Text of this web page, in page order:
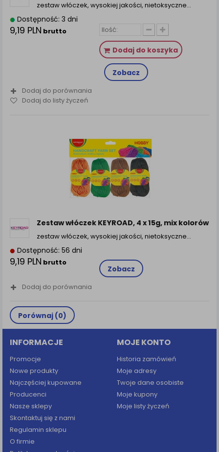
zestaw włóczek, wysokiej jakości, nietoksyczne…
Dostępność: 3 dni
9,19 PLN brutto
Dodaj do koszyka
Zobacz
Dodaj do porównania
Dodaj do listy życzeń
Zestaw włóczek KEYROAD, 4 x 15g, mix kolorów
zestaw włóczek, wysokiej jakości, nietoksyczne…
Dostępność: 56 dni
9,19 PLN brutto
Zobacz
Dodaj do porównania
Porównaj (0)
INFORMACJE
Promocje
Nowe produkty
Najczęściej kupowane
Producenci
Nasze sklepy
Skontaktuj się z nami
Regulamin sklepu
O firmie
MOJE KONTO
Historia zamówień
Moje adresy
Twoje dane osobiste
Moje kupony
Moje listy życzeń